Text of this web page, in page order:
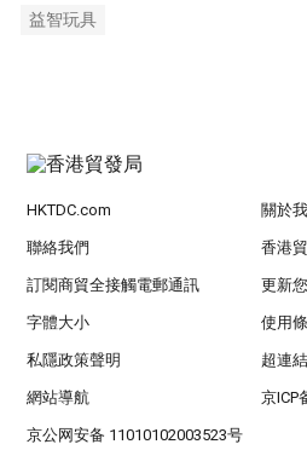
益智玩具
HKTDC.com 關於
聯絡我們 香港
訂閱商貿全接觸電郵通訊 更新
字體大小 使用
私隱政策聲明 超連
網站導航 京ICP
京公网安备 11010102003523号